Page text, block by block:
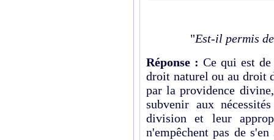
"Est-il permis
Réponse :Ce qui est
droit naturel ou au droit
par la providence
subvenir aux
division et leur
n'empêchent pas de